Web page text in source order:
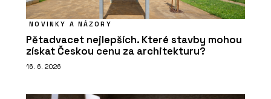
NOVINKY A NÁZORY
Pětadvacet nejlepších. Které stavby mohou
získat Českou cenu za architekturu?
16. 6. 2026